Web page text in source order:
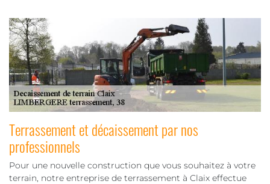
Terrassement et décaissement par nos
professionnels
Pour une nouvelle construction que vous souhaitez à votre
terrain, notre entreprise de terrassement à Claix effectue